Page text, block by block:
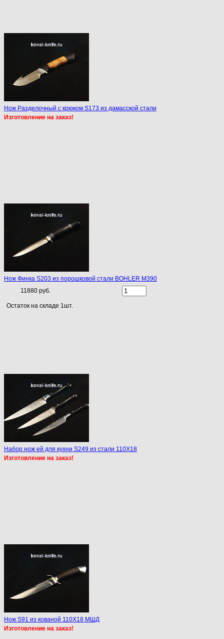
Нож Разделочный с крюком S173 из дамасской стали
Изготовление на заказ!
Нож Финка S203 из порошковой стали BOHLER M390
11880 руб.
Остаток на складе 1шт.
Набор нож ей для кухни S249 из стали 110Х18
Изготовление на заказ!
Нож S91 из кованой 110Х18 МШД
Изготовление на заказ!